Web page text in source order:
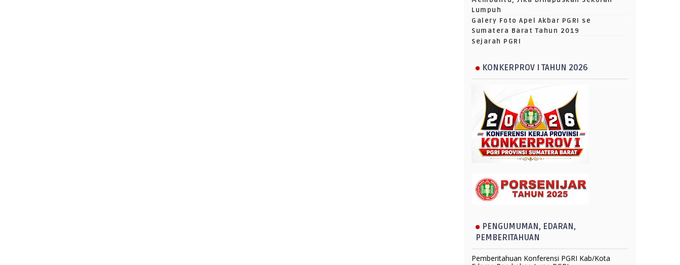
Lumpuh
Galery Foto Apel Akbar PGRI se
Sumatera Barat Tahun 2019
Sejarah PGRI
KONKERPROV I TAHUN 2026
PENGUMUMAN, EDARAN,
PEMBERITAHUAN
Pemberitahuan Konferensi PGRI Kab/Kota